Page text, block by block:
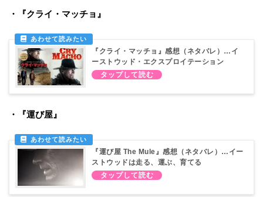
・『クライ・マッチョ』
『クライ・マッチョ』感想（ネタバレ）…イ
ーストウッド・エクスプロイテーション
・『運び屋』
『運び屋 The Mule』感想（ネタバレ）…イー
ストウッドは走る、運ぶ、育てる